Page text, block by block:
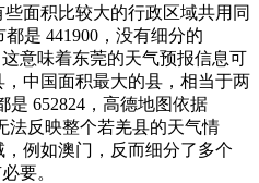
面积比较大的行政区域共用同
是 441900，没有细分的
意味着东莞的天气预报信息可
中国面积最大的县，相当于两
是 652824，高德地图依据
法反映整个若羌县的天气情
例如澳门，反而细分了多个
要。